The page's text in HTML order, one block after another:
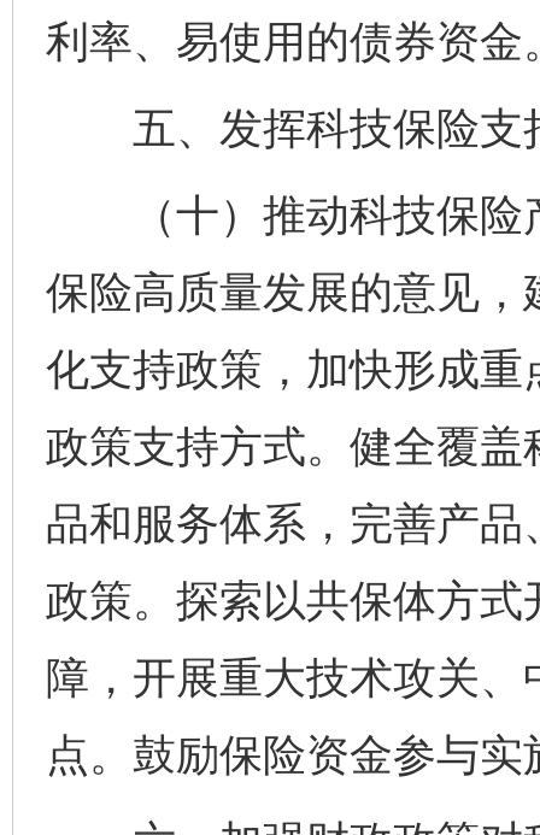
利率、易使用的债券资金
五、发挥科技保险支
（十）推动科技保险
保险高质量发展的意见
化支持政策，加快形成
政策支持方式。健全覆
品和服务体系，完善产
政策。探索以共保体方
障，开展重大技术攻关
点。鼓励保险资金参与